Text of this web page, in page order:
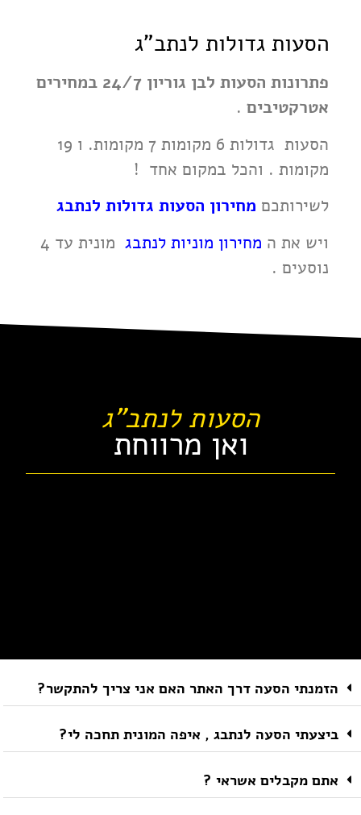
הסעות גדולות לנתב"ג
פתרונות הסעות לבן גוריון 24/7 במחירים
אטרקטיבים .
הסעות גדולות 6 מקומות 7 מקומות. ו 19
מקומות . והכל במקום אחד !
לשירותכם מחירון הסעות גדולות לנתבג
ויש את ה מחירון מוניות לנתבג
מונית עד 4
נוסעים .
הסעות לנתב"ג
ואן מרווחת
הזמנתי הסעה דרך האתר האם אני צריך להתקשר?
ביצעתי הסעה לנתבג , איפה המונית תחכה לי?
אתם מקבלים אשראי ?